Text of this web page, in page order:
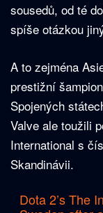
sousedů, od té
spíše otázkou
A to zejména
prestižní
Spojených
Valve ale toužili
International s
Skandinávii.
Dota 2’s The